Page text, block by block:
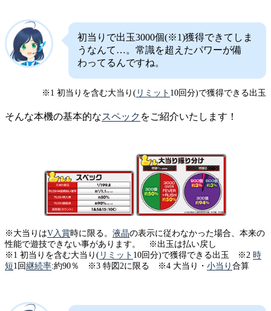
初当りで出玉3000個(※1)獲得できてしま
うなんて…。常識を超えたパワーが備
わってるんですね。
※1 初当りを含む大当り(リミット 10回分)で獲得できる出玉
そんな本機の基本的なスペック をご紹介いたします！
※大当りはV入賞時に限る。液晶の表示に従わなかった場合、本来の
性能で遊技できない事があります。 ※出玉は払い戻し
※1 初当りを含む大当り( リミット 10回分)で獲得できる出玉 ※2 時
短1回継続率:約90％ ※3 特図2に限る ※4 大当り・小当り合算